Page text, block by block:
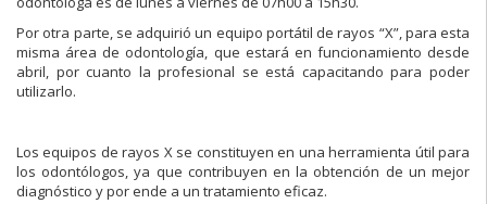
Por otra parte, se adquirió un equipo portátil de rayos “X”, para esta
misma área de odontología, que estará en funcionamiento desde
abril, por cuanto la profesional se está capacitando para poder
utilizarlo.
Los equipos de rayos X se constituyen en una herramienta útil para
los odontólogos, ya que contribuyen en la obtención de un mejor
diagnóstico y por ende a un tratamiento eficaz.